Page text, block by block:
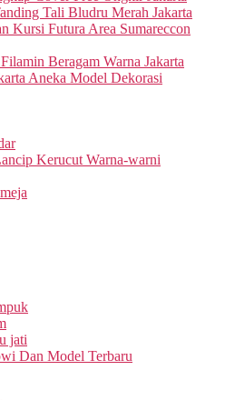
Tali Bludru Merah Jakarta
Kursi Futura Area Sumareccon
Beragam Warna Jakarta
Aneka Model Dekorasi
Kerucut Warna-warni
jati
Dan Model Terbaru